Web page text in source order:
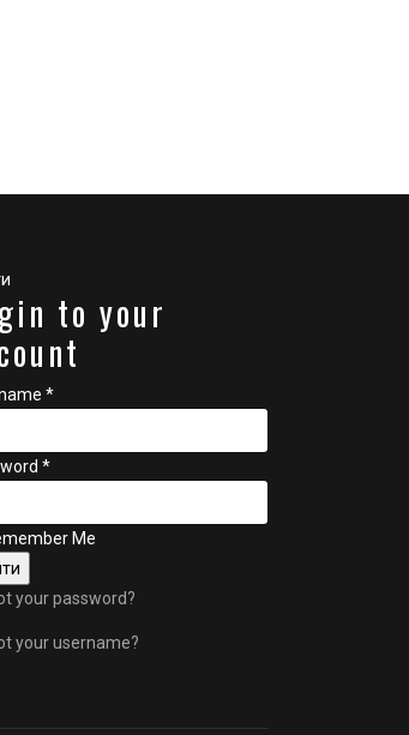
to your
*
*
Me
your password?
your username?